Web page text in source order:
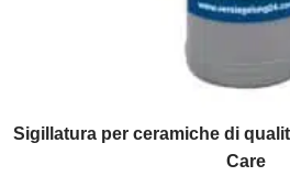
Sigillatura per ceramiche di
Care